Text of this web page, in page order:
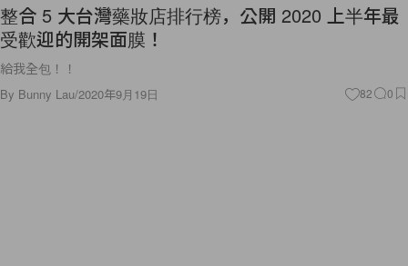
整合 5 大台灣藥妝店排行榜，公開 2020 上半年最
受歡迎的開架面膜！
給我全包！！
By Bunny Lau/2020年9月19日 82 0